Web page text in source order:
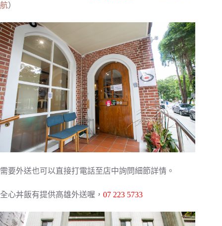
航）
需要外送也可以直接打電話至店中詢問細節詳情。
全心丼飯有提供高雄外送喔， 07 223 5733